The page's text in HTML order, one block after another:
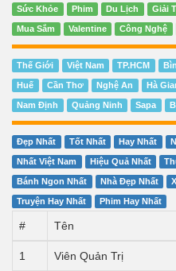
Sức Khỏe Phim Du Lịch Giải
Mua Sắm Valentine Công Nghệ
Thế Giới Việt Nam TP.HCM
Huế Cần Thơ Nghệ An Hà
Nam Định Quảng Ninh Sapa
Đẹp Nhất Tốt Nhất Hay Nhất
Nhất Việt Nam Hiệu Quả Nhất
Bánh Ngon Nhất Nhà Đẹp Nhất
Truyện Hay Nhất Phim Hay Nhất
# Tên
1 Viên Quản Trị